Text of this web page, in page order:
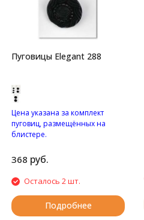
Пуговицы Elegant 288
Цена указана за комплект
пуговиц, размещённых на
блистере.
ножке.
368 руб.
Осталось 2 шт.
Подробнее